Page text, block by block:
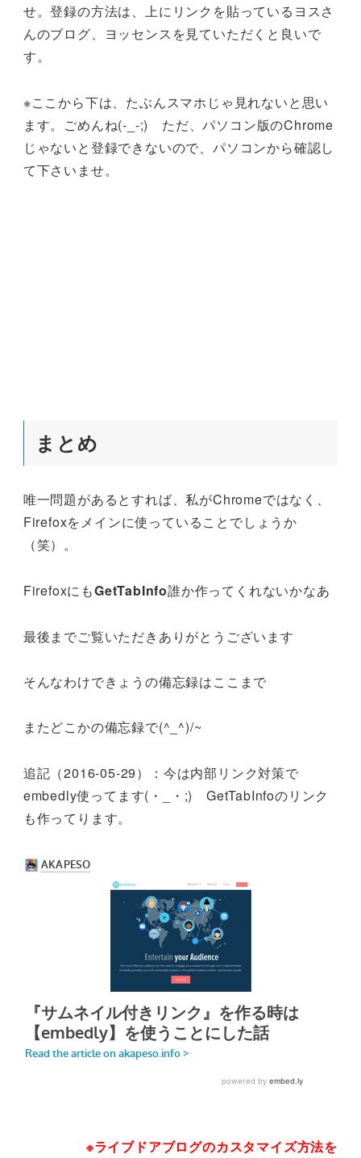
せ。登録の方法は、上にリンクを貼っているヨスさ
んのブログ、ヨッセンスを見ていただくと良いで
す。
※ここから下は、たぶんスマホじゃ見れないと思い
ます。ごめんね(-_-;) ただ、パソコン版のChrome
じゃないと登録できないので、パソコンから確認し
て下さいませ。
まとめ
唯一問題があるとすれば、私がChromeではなく、
Firefoxをメインに使っていることでしょうか
（笑）。
FirefoxにもGetTabInfo誰か作ってくれないかなあ
最後までご覧いただきありがとうございます
そんなわけできょうの備忘録はここまで
またどこかの備忘録で(^_^)/~
追記（2016-05-29）：今は内部リンク対策で
embedly使ってます(・_・;) GetTabInfoのリンク
も作ってります。
※ライブドアブログのカスタマイズ方法を